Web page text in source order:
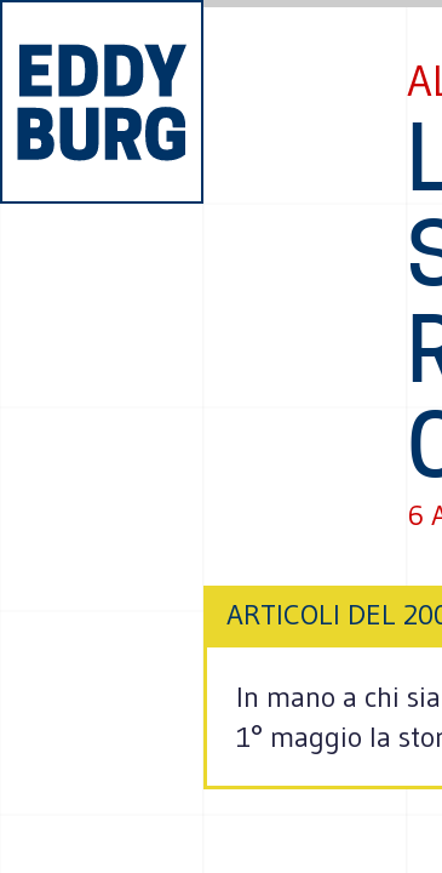
6
ARTICOLI DEL
In mano a chi
1° maggio la